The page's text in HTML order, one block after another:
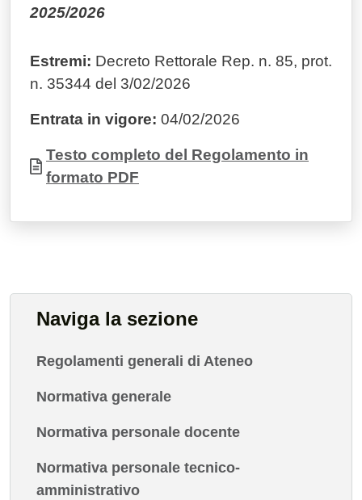
2025/2026
Estremi: Decreto Rettorale Rep. n. 85, prot.
n. 35344 del 3/02/2026
Entrata in vigore: 04/02/2026
Documento
Testo completo del Regolamento in
formato PDF
Naviga la sezione
Regolamenti generali di Ateneo
Normativa generale
Normativa personale docente
Normativa personale tecnico-
amministrativo